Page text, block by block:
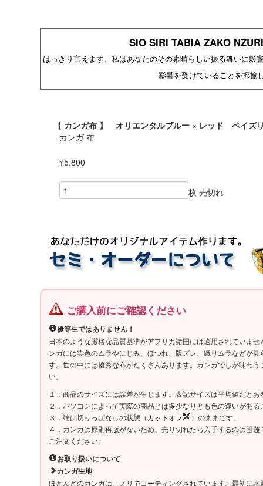
SIO SIRI TABIA ZAKO
はっきり言えます、私はあなたのその素晴らしい振る舞いに影
影響を受けていることを揶揄
【 カンガ布 】 オリエンタルブルー × レッド ペイズ
カンガ 布
¥5,800
枚 売切れ
ご購入前にご確認ください
優等生ではありません！
日本のような厳格な品質基準がアフリカ諸国には適用されていま
ンガには染色のムラやにじみ、ほつれ、版ズレ、織りムラなどが
す。世の中には優秀な布がたくさんあります。カンガでしか味わ
い。
１．商品のサイズには誤差が生じます。表記サイズは平均値だと
２．パソコンによって実際の商品とは多少なりとも色の違いがあ
３．端は切りっぱなしの状態（カットオフ
）のままです。
４．カンガは原則再版がないため、売り切れたら入手するのは困
ご注文ください。
お取り扱いについて
カンガ生地
ほとんどのカンガは、ノリでコーティングされています。最初に